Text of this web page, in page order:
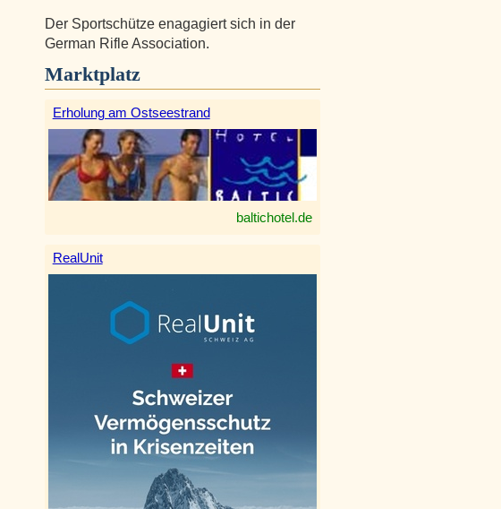
Der Sportschütze enagagiert sich in der
German Rifle Association.
Marktplatz
Erholung am Ostseestrand
baltichotel.de
RealUnit